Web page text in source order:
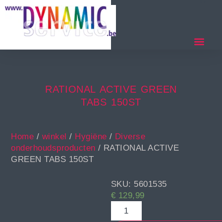
RATIONAL ACTIVE GREEN
TABS 150ST
Home / winkel / Hygiëne / Diverse
onderhoudsproducten / RATIONAL ACTIVE
GREEN TABS 150ST
SKU: 5601535
€ 129,99